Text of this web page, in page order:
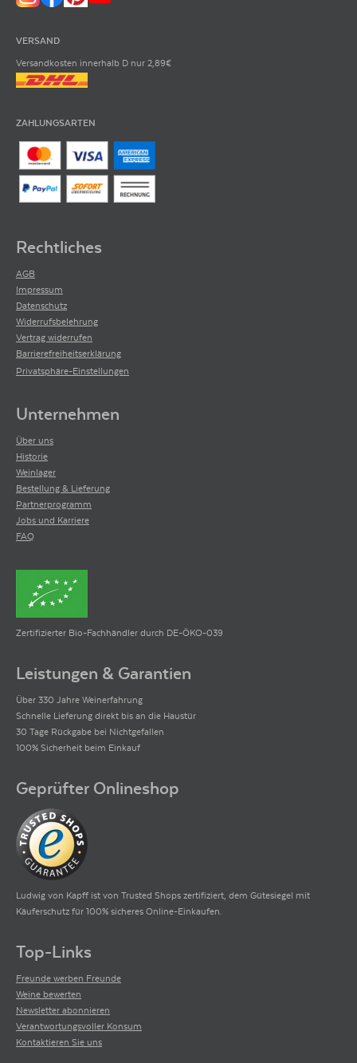
VERSAND
Versandkosten innerhalb D nur 2,89€
ZAHLUNGSARTEN
Rechtliches
AGB
Impressum
Datenschutz
Widerrufsbelehrung
Vertrag widerrufen
Barrierefreiheitserklärung
Privatsphäre-Einstellungen
Unternehmen
Über uns
Historie
Weinlager
Bestellung & Lieferung
Partnerprogramm
Jobs und Karriere
FAQ
Zertifizierter Bio-Fachhändler durch DE-ÖKO-039
Leistungen & Garantien
Über 330 Jahre Weinerfahrung
Schnelle Lieferung direkt bis an die Haustür
30 Tage Rückgabe bei Nichtgefallen
100% Sicherheit beim Einkauf
Geprüfter Onlineshop
Ludwig von Kapff ist von Trusted Shops zertifiziert, dem Gütesiegel mit
Käuferschutz für 100% sicheres Online-Einkaufen.
Top-Links
Freunde werben Freunde
Weine bewerten
Newsletter abonnieren
Verantwortungsvoller Konsum
Kontaktieren Sie uns